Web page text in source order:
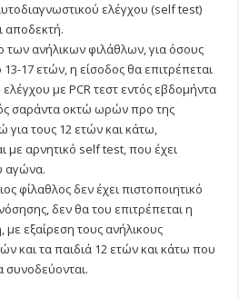
ελέγχου (self test)
αποδεκτή.
των ανήλικων φιλάθλων, για όσους
17 ετών, η είσοδος θα επιτρέπεται
με PCR τεστ εντός εβδομήντα
σαράντα οκτώ ωρών προ της
για τους 12 ετών και κάτω,
με αρνητικό self test, που έχει
αγώνα.
φίλαθλος δεν έχει πιστοποιητικό
δεν θα του επιτρέπεται η
εξαίρεση τους ανήλικους
και τα παιδιά 12 ετών και κάτω που
συνοδεύονται.